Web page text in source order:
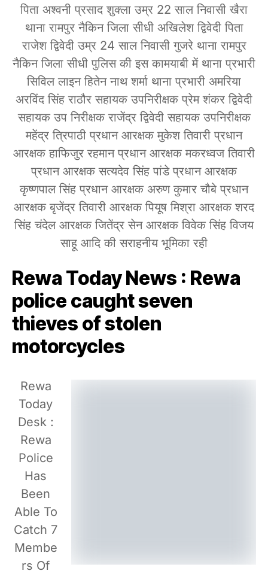
पिता अश्वनी प्रसाद शुक्ला उम्र 22 साल निवासी खैरा
थाना रामपुर नैकिन जिला सीधी अखिलेश द्विवेदी पिता
राजेश द्विवेदी उम्र 24 साल निवासी गुजरे थाना रामपुर
नैकिन जिला सीधी पुलिस की इस कामयाबी में थाना प्रभारी
सिविल लाइन हितेन नाथ शर्मा थाना प्रभारी अमरिया
अरविंद सिंह राठौर सहायक उपनिरीक्षक प्रेम शंकर द्विवेदी
सहायक उप निरीक्षक राजेंद्र द्विवेदी सहायक उपनिरीक्षक
महेंद्र त्रिपाठी प्रधान आरक्षक मुकेश तिवारी प्रधान
आरक्षक हाफिजुर रहमान प्रधान आरक्षक मकरध्वज तिवारी
प्रधान आरक्षक सत्यदेव सिंह पांडे प्रधान आरक्षक
कृष्णपाल सिंह प्रधान आरक्षक अरुण कुमार चौबे प्रधान
आरक्षक बृजेंद्र तिवारी आरक्षक पियूष मिश्रा आरक्षक शरद
सिंह चंदेल आरक्षक जितेंद्र सेन आरक्षक विवेक सिंह विजय
साहू आदि की सराहनीय भूमिका रही
Rewa Today News : Rewa
police caught seven
thieves of stolen
motorcycles
Rewa
Today
Desk :
Rewa
Police
Has
Been
Able To
Catch 7
Membe
Rs Of